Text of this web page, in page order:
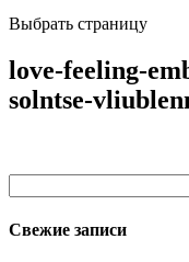
Выбрать страницу
love-feeling-
solntse-
Свежие записи